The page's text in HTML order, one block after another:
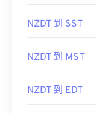
NZDT 到 SST
NZDT 到 MST
NZDT 到 EDT